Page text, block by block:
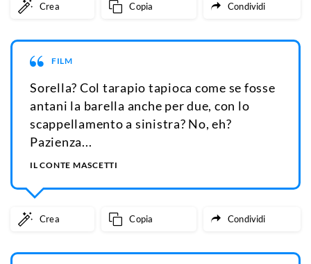
Crea Copia Condividi
FILM
Sorella? Col tarapio tapioca come se fosse
antani la barella anche per due, con lo
scappellamento a sinistra? No, eh?
Pazienza...
IL CONTE MASCETTI
Crea Copia Condividi